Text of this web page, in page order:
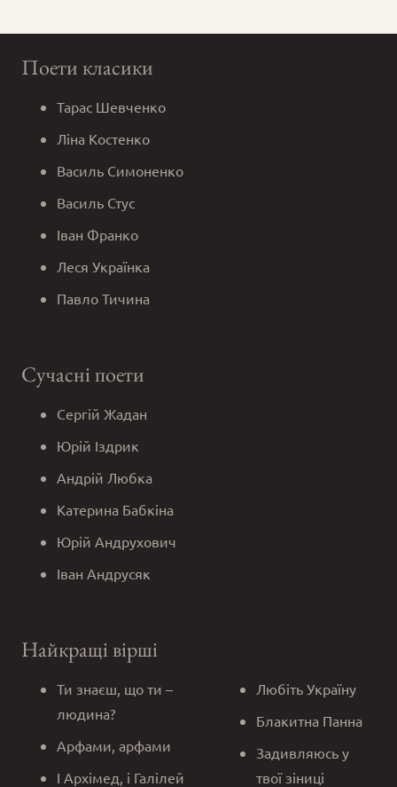
Поети класики
Тарас Шевченко
Ліна Костенко
Василь Симоненко
Василь Стус
Іван Франко
Леся Українка
Павло Тичина
Сучасні поети
Сергій Жадан
Юрій Іздрик
Андрій Любка
Катерина Бабкіна
Юрій Андрухович
Іван Андрусяк
Найкращі вірші
Ти знаєш, що ти –
людина?
Арфами, арфами
І Архімед, і Галілей
Любіть Україну
Блакитна Панна
Задивляюсь у
твої зіниці